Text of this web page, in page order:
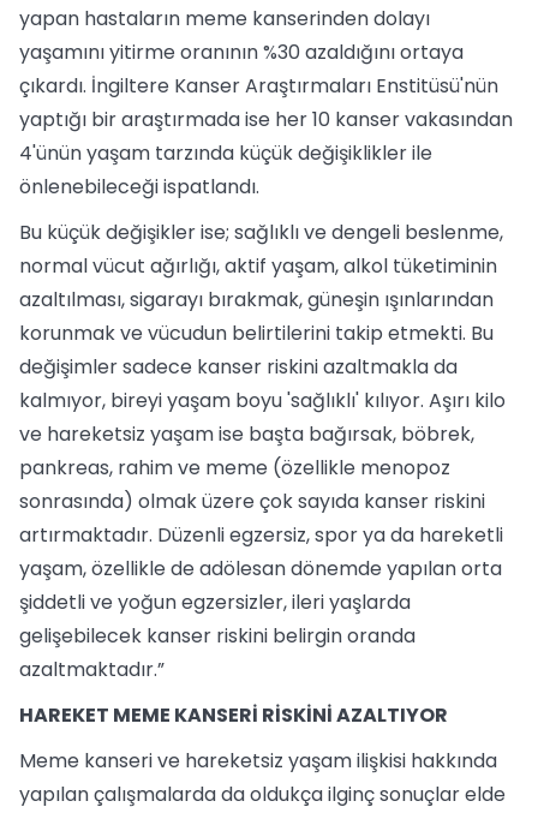
yapan hastaların meme kanserinden dolayı
yaşamını yitirme oranının %30 azaldığını ortaya
çıkardı. İngiltere Kanser Araştırmaları Enstitüsü'nün
yaptığı bir araştırmada ise her 10 kanser vakasından
4'ünün yaşam tarzında küçük değişiklikler ile
önlenebileceği ispatlandı.
Bu küçük değişikler ise; sağlıklı ve dengeli beslenme,
normal vücut ağırlığı, aktif yaşam, alkol tüketiminin
azaltılması, sigarayı bırakmak, güneşin ışınlarından
korunmak ve vücudun belirtilerini takip etmekti. Bu
değişimler sadece kanser riskini azaltmakla da
kalmıyor, bireyi yaşam boyu 'sağlıklı' kılıyor. Aşırı kilo
ve hareketsiz yaşam ise başta bağırsak, böbrek,
pankreas, rahim ve meme (özellikle menopoz
sonrasında) olmak üzere çok sayıda kanser riskini
artırmaktadır. Düzenli egzersiz, spor ya da hareketli
yaşam, özellikle de adölesan dönemde yapılan orta
şiddetli ve yoğun egzersizler, ileri yaşlarda
gelişebilecek kanser riskini belirgin oranda
azaltmaktadır.”
HAREKET MEME KANSERİ RİSKİNİ AZALTIYOR
Meme kanseri ve hareketsiz yaşam ilişkisi hakkında
yapılan çalışmalarda da oldukça ilginç sonuçlar elde